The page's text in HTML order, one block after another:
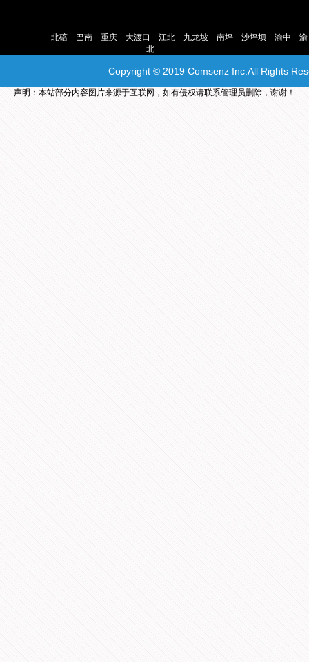
北碚 巴南 重庆 大渡口 江北 九龙坡 南坪 沙坪坝 渝中
渝
北
Copyright © 2019 Comsenz Inc.All Rights
声明：本站部分内容图片来源于互联网，如有侵权请联系管理员删除，谢谢！